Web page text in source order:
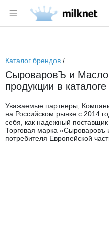
Раздел навигации
Каталог брендов /
СыроваровЪ и
продукции в
Уважаемые партнеры,
на Российском рынке с 2014
себя, как надежный
Торговая марка «Сыроваровъ
потребителя Европейской